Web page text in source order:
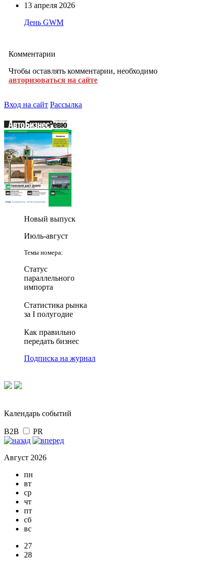
13 апреля 2026
День GWM
Комментарии
Чтобы оставлять комментарии, необходимо
авторизоваться на сайте
Вход на сайт Рассылка
Новый выпуск
Июль-август
Темы номера:
Статус
параллельного
импорта
Статистика рынка
за I полугодие
Как правильно
передать бизнес
Подписка на журнал
Календарь событий
B2B PR
Август 2026
пн
вт
ср
чт
пт
сб
вс
27
28